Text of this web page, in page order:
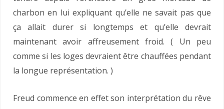
charbon en lui expliquant qu’elle ne savait pas que
ça allait durer si longtemps et qu’elle devrait
maintenant avoir affreusement froid. ( Un peu
comme si les loges devraient être chauffées pendant
la longue représentation. )
Freud commence en effet son interprétation du rêve